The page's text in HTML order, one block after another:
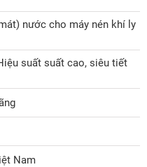
nước cho máy nén khí ly
suất suất cao, siêu tiết
Nam